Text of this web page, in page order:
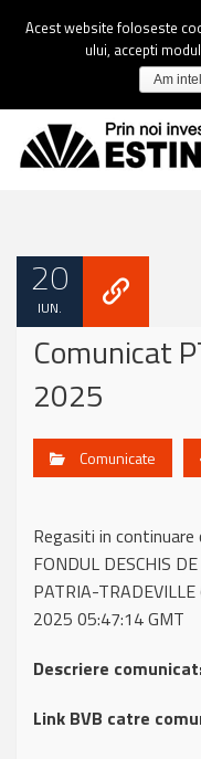
20
IUN.
Comunicat
2025
Comunicate
Regasiti in
FONDUL DESCHIS
PATRIA-
2025 05:47:14 GMT
Descriere
Link BVB catre
Acest website foloseste
ului, accepti
Am